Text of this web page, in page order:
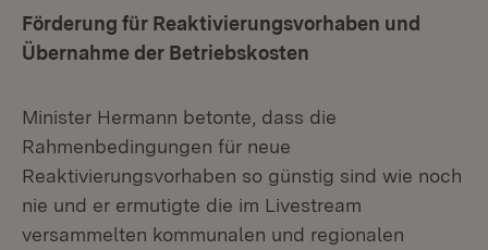
Förderung für Reaktivierungsvorhaben und
Übernahme der Betriebskosten
Minister Hermann betonte, dass die
Rahmenbedingungen für neue
Reaktivierungsvorhaben so günstig sind wie noch
nie und er ermutigte die im Livestream
versammelten kommunalen und regionalen